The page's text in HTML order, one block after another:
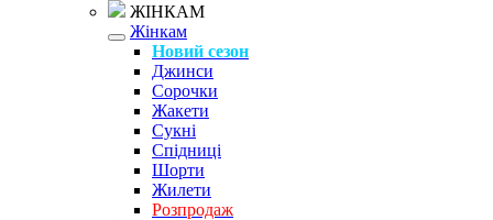
ЖІНКАМ
Жінкам
Новий сезон
Джинси
Сорочки
Жакети
Сукні
Спідниці
Шорти
Жилети
Розпродаж